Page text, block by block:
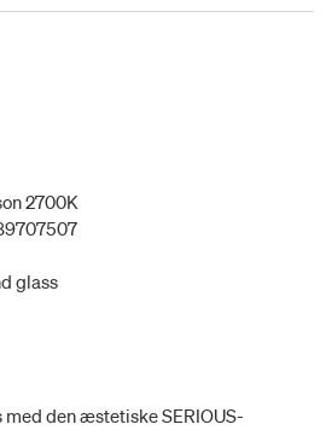
2700K
glass
den æstetiske SERIOUS-